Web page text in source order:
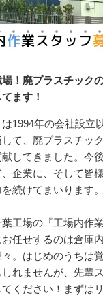
！廃プラスチック
ます！
は1994年の会社設立
て、廃プラスチッ
してきました。今
企業に、そして皆
続けてまいります。
工場の『工場内作
任せするのは倉庫
。はじめのうちは
れませんが、先輩
ください！まずは